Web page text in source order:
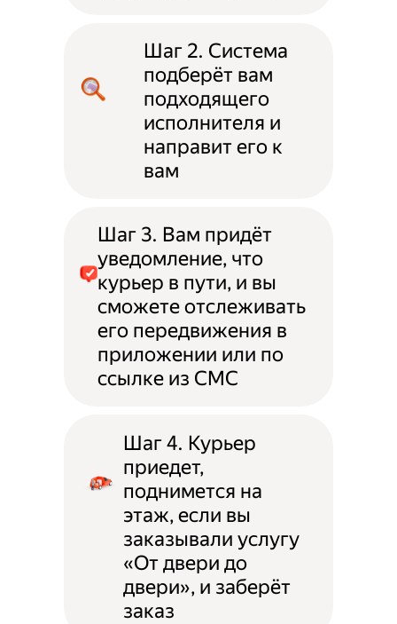
Шаг 2. Система
подберёт вам
подходящего
исполнителя и
направит его к
вам
Шаг 3. Вам придёт
уведомление, что
курьер в пути, и вы
сможете отслеживать
его передвижения в
приложении или по
ссылке из СМС
Шаг 4. Курьер
приедет,
поднимется на
этаж, если вы
заказывали услугу
«От двери до
двери», и заберёт
заказ